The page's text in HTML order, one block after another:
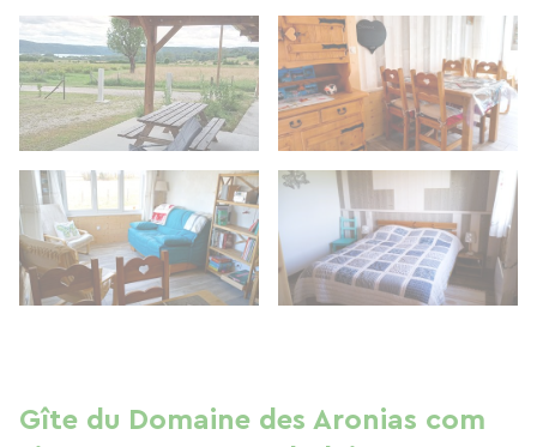
Gîte du Domaine des Aronias com